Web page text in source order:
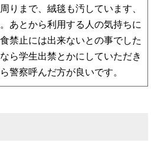
りまで、絨毯も汚しています、
あとから利用する人の気持ちに
禁止には出来ないとの事でした
ら学生出禁とかにしていただき
警察呼んだ方が良いです。